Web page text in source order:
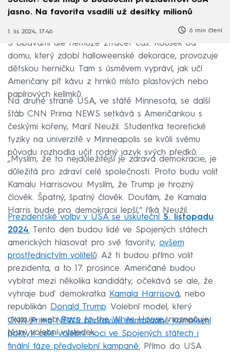
jasno. Na favorita vsadili už desítky milionů
1. lis 2024, 17:46 6 min čtení
S obavami ale nemůže ztrácet čas. Kousek od
domu, který zdobí halloweenské dekorace, provozuje
dětskou herničku. Tam s úsměvem vypráví, jak učí
Američany pít kávu z hrnků místo plastových nebo
papírových kelímků.
Na druhé straně USA, ve státě Minnesota, se další
štáb CNN Prima NEWS setkává s Američankou s
českými kořeny, Marií Neužil. Studentka teoretické
fyziky na univerzitě v Minneapolis se kvůli svému
původu rozhodla učit rodný jazyk svých předků.
„Myslím, že to nejdůležitější je zdravá demokracie, je
důležitá pro zdraví celé společnosti. Proto budu volit
Kamalu Harrisovou. Myslím, že Trump je hrozný
člověk. Špatný, špatný člověk. Doufám, že Kamala
Harris bude pro demokracii lepší,“ říká Neužil.
Prezidentské volby v USA se uskuteční 5. listopadu
2024. Tento den budou lidé ve Spojených státech
amerických hlasovat pro své favority, ovšem
prostřednictvím volitelů. Až ti budou přímo volit
prezidenta, a to 17. prosince. Američané budou
vybírat mezi několika kandidáty, očekává se ale, že
vyhraje buď demokratka
Kamala Harrisová, nebo
republikán
Donald Trump. Volební model, který
ukazuje webRace to the White House, naznačuje
těsný volební výsledek.
CNN Prima NEWS připravuje mimořádně komplexní
pokrytí celé volební noci ve Spojených státech i
finální fáze předvolební kampaně. Přímo do USA